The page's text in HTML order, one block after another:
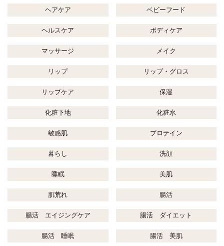
ヘアケア ベビーフード
ヘルスケア ボディケア
マッサージ メイク
リップ リップ・グロス
リップケア 保湿
化粧下地 化粧水
敏感肌 プロテイン
暮らし 洗顔
睡眠 美肌
肌荒れ 腸活
腸活 エイジングケア 腸活 ダイエット
腸活 睡眠 腸活 美肌